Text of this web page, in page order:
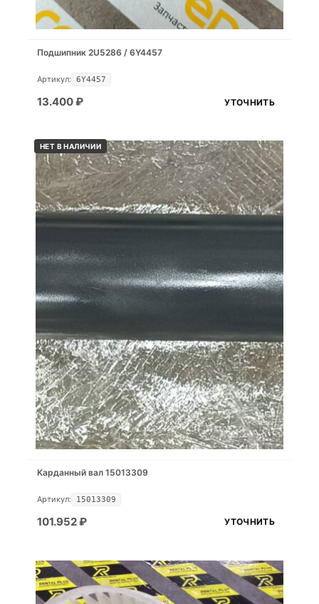
Подшипник 2U5286 / 6Y4457
Артикул: 6Y4457
13.400₽ УТОЧНИТЬ
НЕТ В НАЛИЧИИ
Карданный вал 15013309
Артикул: 15013309
101.952₽ УТОЧНИТЬ